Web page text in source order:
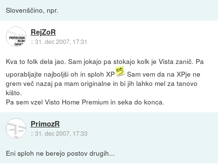
Slovenščino, npr.
RejZoR
::31. dec 2007, 17:31
Kva to folk dela jao. Sam jokajo pa stokajo kolk je Vista zanič. Pa
uporabljajte najboljši oh in sploh XP
Sam vem da na XPje ne
grem več nazaj pa mam originalne in bi jih lahko mel za tanovo
kišto.
Pa sem vzel Visto Home Premium in seka do konca.
PrimozR
::31. dec 2007, 17:33
Eni sploh ne berejo postov drugih...